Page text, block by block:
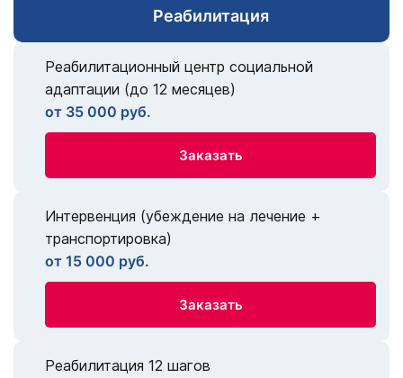
Реабилитация
Реабилитационный центр социальной
адаптации (до 12 месяцев)
от 35 000 руб.
Заказать
Интервенция (убеждение на лечение +
транспортировка)
от 15 000 руб.
Заказать
Реабилитация 12 шагов